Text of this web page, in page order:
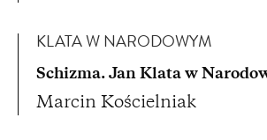
KLATA W NARODOWYM
Schizma. Jan Klata w
Marcin Kościelniak